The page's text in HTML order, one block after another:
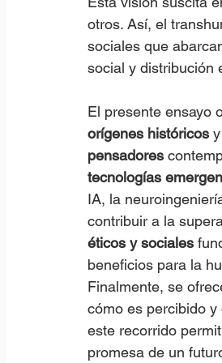
otros. Así, el
sociales que
social y distribución
El presente ensayo
orígenes históricos
pensadores
tecnologías
IA, la
contribuir a la
éticos y sociales
beneficios para la
Finalmente, se
cómo es percibido
este recorrido
promesa de un